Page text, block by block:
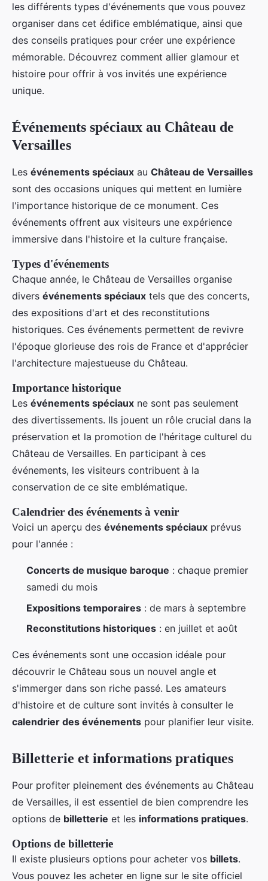
les différents types d'événements que vous pouvez
organiser dans cet édifice emblématique, ainsi que
des conseils pratiques pour créer une expérience
mémorable. Découvrez comment allier glamour et
histoire pour offrir à vos invités une expérience
unique.
Événements spéciaux au Château de
Versailles
Les événements spéciaux au Château de Versailles
sont des occasions uniques qui mettent en lumière
l'importance historique de ce monument. Ces
événements offrent aux visiteurs une expérience
immersive dans l'histoire et la culture française.
Types d'événements
Chaque année, le Château de Versailles organise
divers événements spéciaux tels que des concerts,
des expositions d'art et des reconstitutions
historiques. Ces événements permettent de revivre
l'époque glorieuse des rois de France et d'apprécier
l'architecture majestueuse du Château.
Importance historique
Les événements spéciaux ne sont pas seulement
des divertissements. Ils jouent un rôle crucial dans la
préservation et la promotion de l'héritage culturel du
Château de Versailles. En participant à ces
événements, les visiteurs contribuent à la
conservation de ce site emblématique.
Calendrier des événements à venir
Voici un aperçu des événements spéciaux prévus
pour l'année :
Concerts de musique baroque : chaque premier
samedi du mois
Expositions temporaires : de mars à septembre
Reconstitutions historiques : en juillet et août
Ces événements sont une occasion idéale pour
découvrir le Château sous un nouvel angle et
s'immerger dans son riche passé. Les amateurs
d'histoire et de culture sont invités à consulter le
calendrier des événements pour planifier leur visite.
Billetterie et informations pratiques
Pour profiter pleinement des événements au Château
de Versailles, il est essentiel de bien comprendre les
options de billetterie et les informations pratiques.
Options de billetterie
Il existe plusieurs options pour acheter vos billets.
Vous pouvez les acheter en ligne sur le site officiel